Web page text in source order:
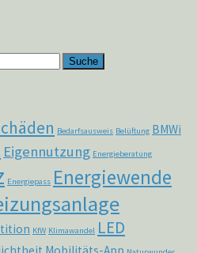
Bedarfsausweis Belüftung BMWi
Eigennutzung Energieberatung
Energiepass Energiewende
KfW Klimawandel LED